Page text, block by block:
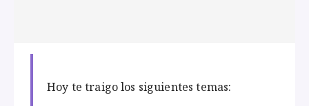
Hoy te traigo los siguientes temas: